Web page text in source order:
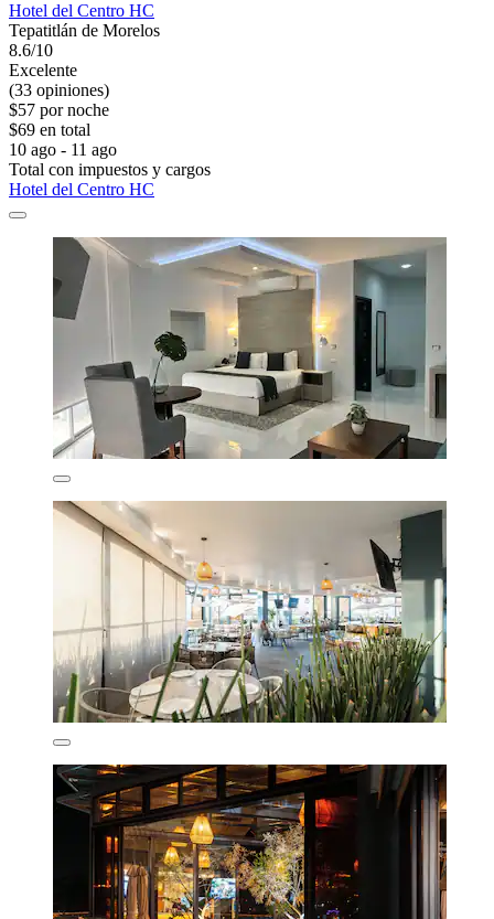
Hotel del Centro HC
Tepatitlán de Morelos
8.6/10
Excelente
(33 opiniones)
$57 por noche
$69 en total
10 ago - 11 ago
Total con impuestos y cargos
Hotel del Centro HC